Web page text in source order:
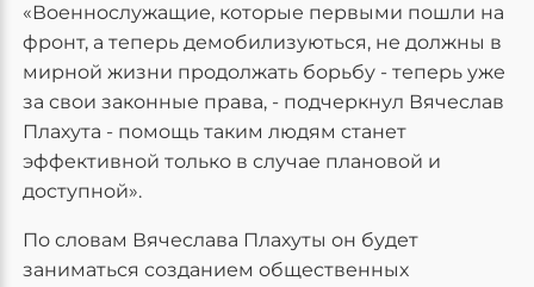
«Военнослужащие, которые первыми пошли на
фронт, а теперь демобилизуються, не должны в
мирной жизни продолжать борьбу - теперь уже
за свои законные права, - подчеркнул Вячеслав
Плахута - помощь таким людям станет
эффективной только в случае плановой и
доступной».
По словам Вячеслава Плахуты он будет
заниматься созданием общественных